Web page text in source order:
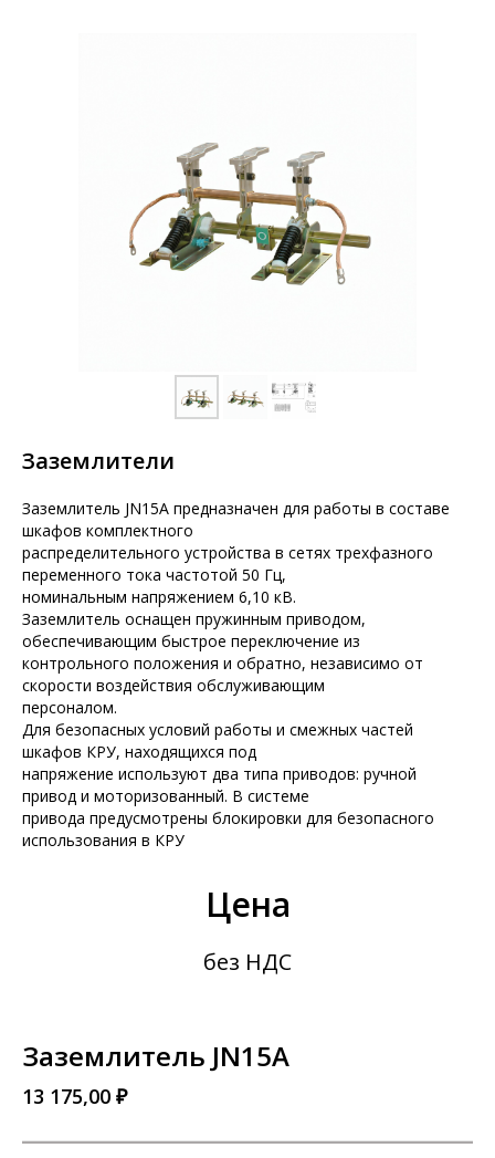
Заземлители
Заземлитель JN15A предназначен для работы в составе
шкафов комплектного
распределительного устройства в сетях трехфазного
переменного тока частотой 50 Гц,
номинальным напряжением 6,10 кВ.
Заземлитель оснащен пружинным приводом,
обеспечивающим быстрое переключение из
контрольного положения и обратно, независимо от
скорости воздействия обслуживающим
персоналом.
Для безопасных условий работы и смежных частей
шкафов КРУ, находящихся под
напряжение используют два типа приводов: ручной
привод и моторизованный. В системе
привода предусмотрены блокировки для безопасного
использования в КРУ
Цена
без НДС
Заземлитель JN15A
13 175,00 ₽